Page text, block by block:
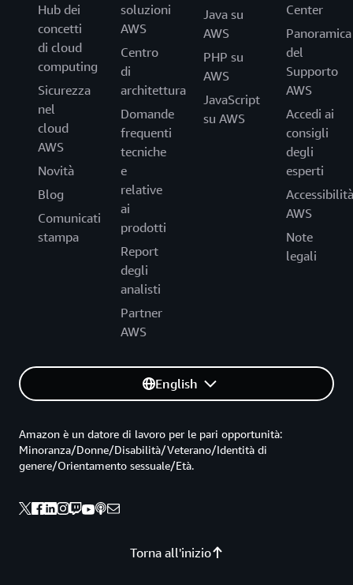
Hub dei
concetti
di cloud
computing
Sicurezza
nel
cloud
AWS
Novità
Blog
Comunicati
stampa
soluzioni
AWS
Centro
di
architettura
Domande
frequenti
tecniche
e
relative
ai
prodotti
Report
degli
analisti
Partner
AWS
Java su
AWS
PHP su
AWS
JavaScript
su AWS
Center
Panoramica
del
Supporto
AWS
Accedi ai
consigli
degli
esperti
Accessibilità
AWS
Note
legali
English
Torna all'inizio
Amazon è un datore di lavoro per le pari opportunità:
Minoranza/Donne/Disabilità/Veterano/Identità di
genere/Orientamento sessuale/Età.